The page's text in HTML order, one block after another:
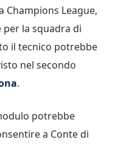
League,
la squadra di
il tecnico potrebbe
nel secondo
.
potrebbe
a Conte di